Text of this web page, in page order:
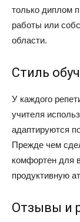
только диплом
работы или
области.
Стиль
У каждого
учителя
адаптируются
Прежде чем
комфортен для
продуктивную
Отзывы и